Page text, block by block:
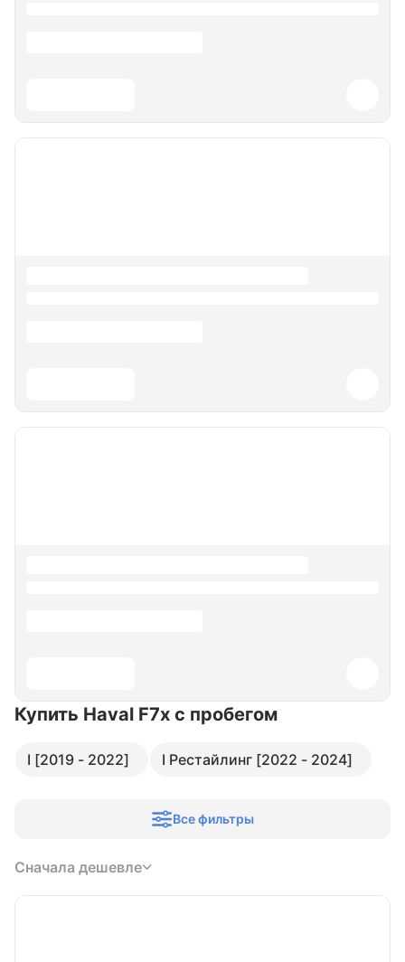
Купить Haval F7x с пробегом
I [2019 - 2022] I Рестайлинг [2022 - 2024]
Все фильтры
Сначала дешевле